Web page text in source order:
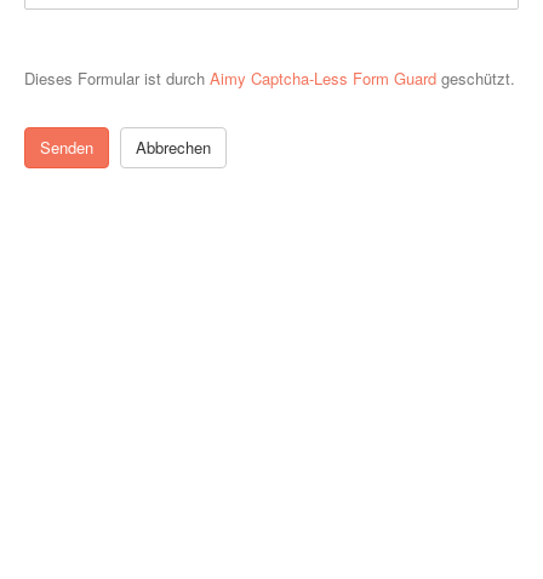
Dieses Formular ist durch Aimy Captcha-Less Form Guard geschützt.
Senden Abbrechen